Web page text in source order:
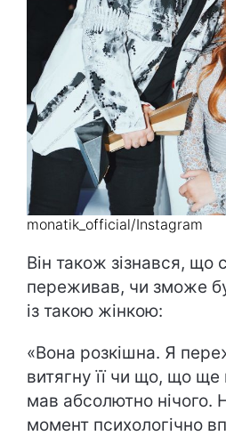
monatik_official/Instagram
Він також зізнався, що
переживав, чи зможе
із такою жінкою:
«Вона розкішна. Я
витягну її чи що, що ще
мав абсолютно нічого.
момент психологічно